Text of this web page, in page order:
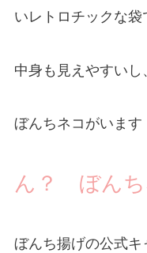
いレトロチックな袋
中身も見えやすいし
ぼんちネコがいます
ん？ ぼんち
ぼんち揚げの公式キ